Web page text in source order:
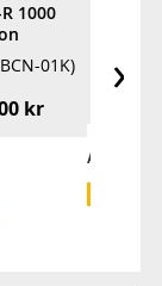
1000
01K)
kr
ANTAL
›